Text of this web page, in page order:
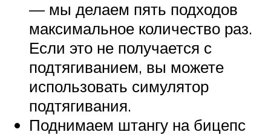
— мы делаем пять подходов
максимальное количество раз.
Если это не получается с
подтягиванием, вы можете
использовать симулятор
подтягивания.
Поднимаем штангу на бицепс